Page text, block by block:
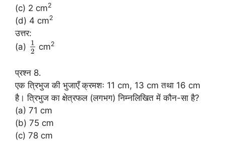
(c) 2 cm2
(d) 4 cm2
उत्तर:
(a)
1
2 cm2
प्रश्न 8.
एक त्रिभुज की भुजाएँ क्रमशः 11 cm, 13 cm तथा 16 cm
है। त्रिभुज का क्षेत्रफल (लगभग) निम्नलिखित में कौन-सा है?
(a) 71 cm
(b) 75 cm
(c) 78 cm